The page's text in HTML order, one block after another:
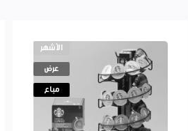
الأشهر
عرض
مباع